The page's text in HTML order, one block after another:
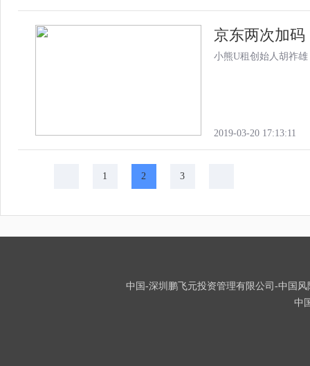
京东两次加
小熊U租创始人胡祚
2019-03-20 17:13:11
1 2 3
中国-深圳鹏飞元投资管理有限公司-中国
中